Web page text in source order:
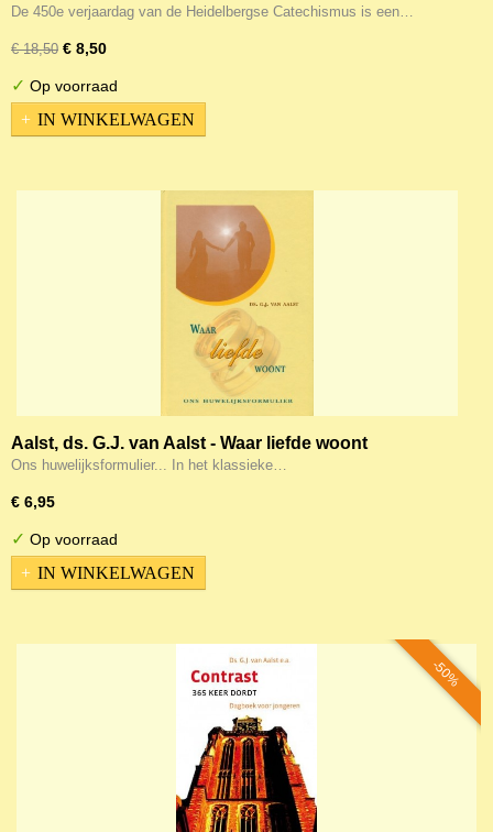
De 450e verjaardag van de Heidelbergse Catechismus is een…
€ 18,50 € 8,50
✓ Op voorraad
IN WINKELWAGEN
Aalst, ds. G.J. van Aalst - Waar liefde woont
Ons huwelijksformulier... In het klassieke…
€ 6,95
✓ Op voorraad
IN WINKELWAGEN
-50%